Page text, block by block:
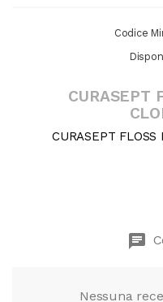
Codice
CURASEPT
CURASEPT
chat
Nessuna